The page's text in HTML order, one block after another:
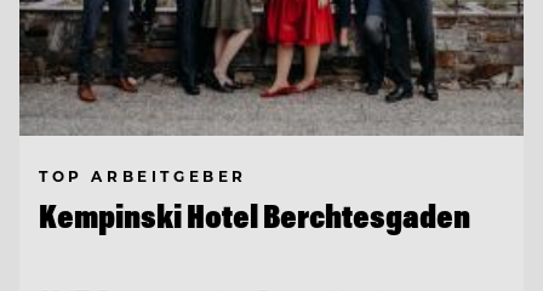
TOP ARBEITGEBER
Kempinski Hotel Berchtesgaden